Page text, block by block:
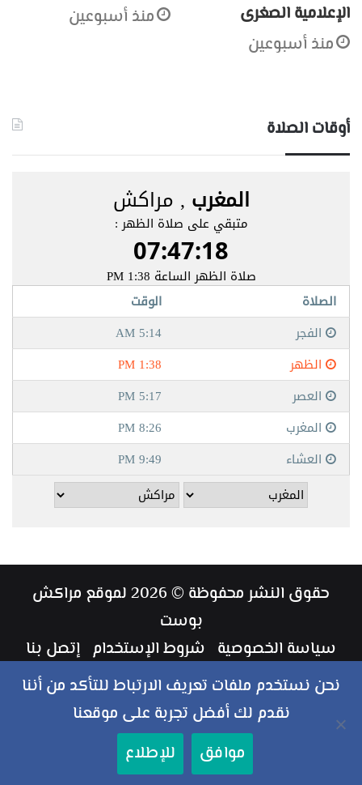
الإعلامية الصغرى
منذ أسبوعين
منذ أسبوعين
أوقات الصلاة
حقوق النشر محفوظة © 2026 لموقع مراكش
بوست
سياسة الخصوصية شروط الإستخدام إتصل بنا
طاقم العمل
ملخص
الموقع
فيسبوكتويتر يوتيوبانستقرام‏Google
نحن نستخدم ملفات تعريف الارتباط للتأكد من أننا
نقدم لك أفضل تجربة على موقعنا
موافق
للإطلاع